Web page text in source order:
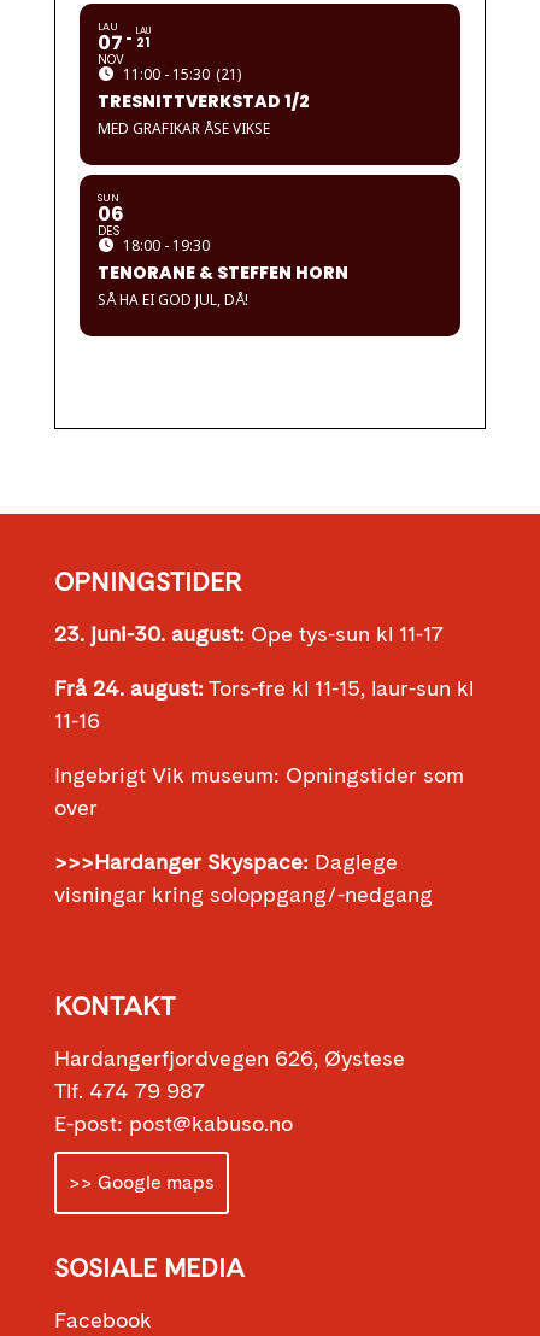
LAU
07
NOV
LAU
21
11:00 - 15:30 (21)
TRESNITTVERKSTAD 1/2
MED GRAFIKAR ÅSE VIKSE
SUN
06
DES
18:00 - 19:30
TENORANE & STEFFEN HORN
SÅ HA EI GOD JUL, DÅ!
OPNINGSTIDER
23. juni-30. august:Ope tys-sun kl 11-17
Frå 24. august:Tors-fre kl 11-15, laur-sun kl
11-16
Ingebrigt Vik museum: Opningstider som
over
>>>Hardanger Skyspace:Daglege
visningar kring soloppgang/-nedgang
KONTAKT
Hardangerfjordvegen 626, Øystese
Tlf. 474 79 987
E-post: post@kabuso.no
>> Google maps
SOSIALE MEDIA
Facebook